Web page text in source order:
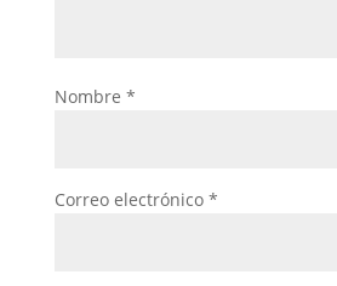
Nombre *
Correo electrónico *